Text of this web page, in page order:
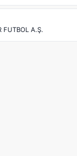
FUTBOL A.Ş.